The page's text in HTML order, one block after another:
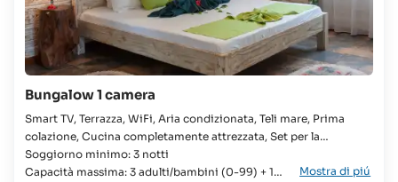
Bungalow 1 camera
Smart TV, Terrazza, WiFi, Aria condizionata, Teli mare, Prima
colazione, Cucina completamente attrezzata, Set per la
preparazione di tè e caffè, Pacchetto di benvenuto fornito
all'arrivo, Doccia Chalet/Cottage/Bungalow, Famiglie, Gruppi,
Soggiorno minimo: 3 notti
Capacità massima: 3 adulti/bambini (0-99) + 1
Mostra di piú